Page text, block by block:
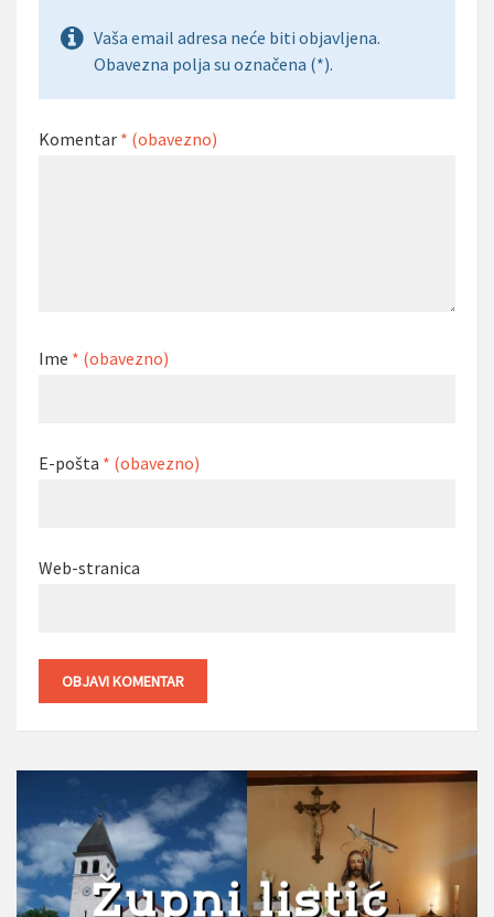
Vaša email adresa neće biti objavljena.
Obavezna polja su označena (*).
Komentar * (obavezno)
Ime * (obavezno)
E-pošta * (obavezno)
Web-stranica